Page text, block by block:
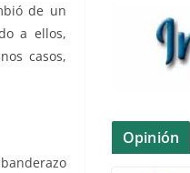
de un
a ellos,
casos,
Opinión